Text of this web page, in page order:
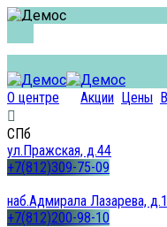
О центре Акции Цены
СПб
ул.Пражская, д.44
+7(812)309-75-09
наб.Адмирала Лазарева,
+7(812)200-98-10